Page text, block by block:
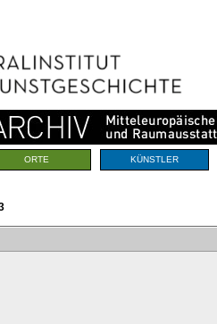
ORTE KÜNSTLER